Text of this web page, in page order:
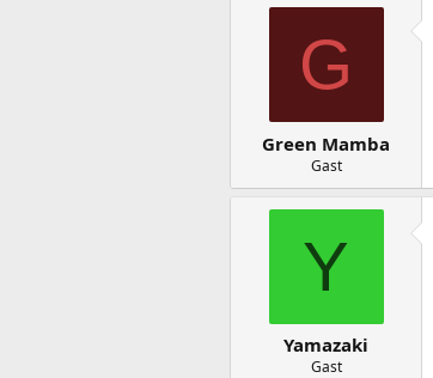
G
Green Mamba
Gast
Y
Yamazaki
Gast